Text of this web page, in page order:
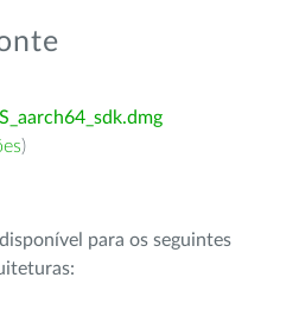
)
para os seguintes